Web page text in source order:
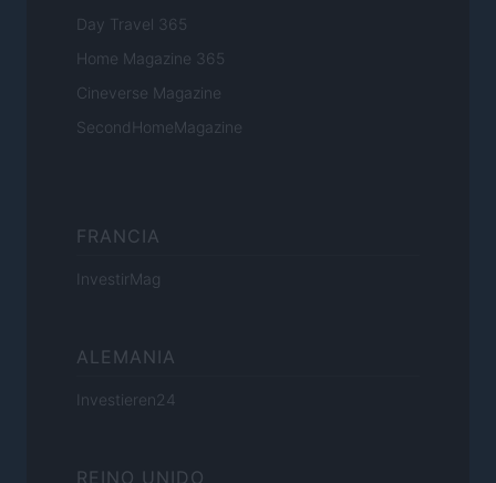
Day Travel 365
Home Magazine 365
Cineverse Magazine
SecondHomeMagazine
FRANCIA
InvestirMag
ALEMANIA
Investieren24
REINO UNIDO